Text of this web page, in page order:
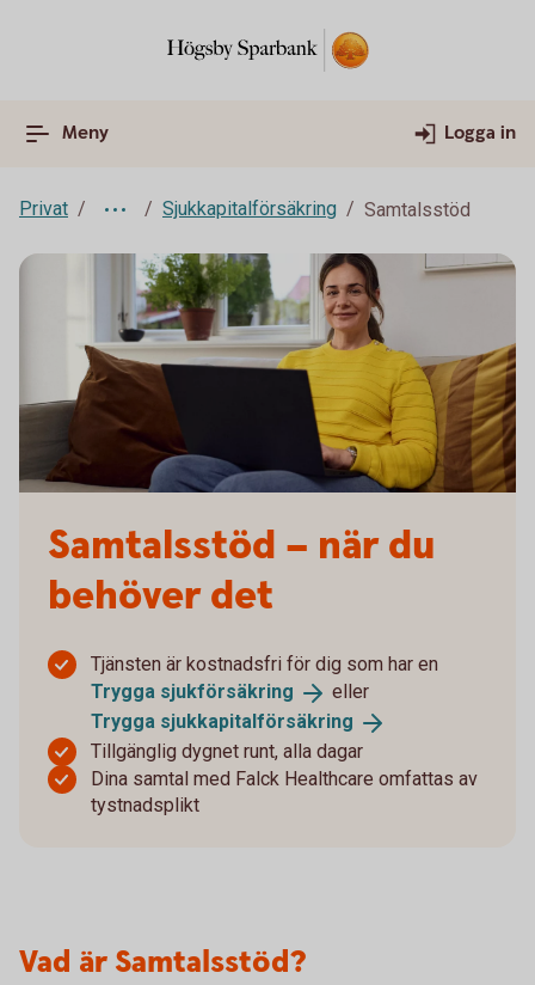
Meny Logga in
Privat Sjukkapitalförsäkring Samtalsstöd
Samtalsstöd – när du
behöver det
Tjänsten är kostnadsfri för dig som har en
Trygga sjukförsäkring
eller
Trygga sjukkapitalförsäkring
Tillgänglig dygnet runt, alla dagar
Dina samtal med Falck Healthcare omfattas av
tystnadsplikt
Vad är Samtalsstöd?